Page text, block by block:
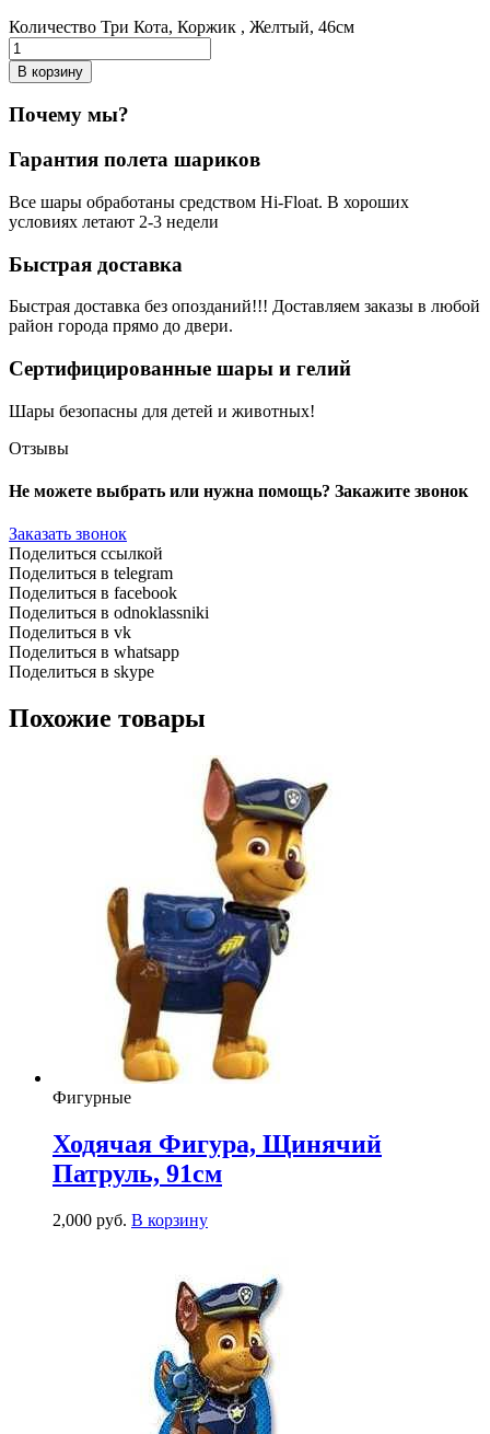
Количество Три Кота, Коржик , Желтый, 46см
В корзину
Почему мы?
Гарантия полета шариков
Все шары обработаны средством Hi-Float. В хороших
условиях летают 2-3 недели
Быстрая доставка
Быстрая доставка без опозданий!!! Доставляем заказы в любой
район города прямо до двери.
Сертифицированные шары и гелий
Шары безопасны для детей и животных!
Отзывы
Не можете выбрать или нужна помощь? Закажите звонок
Заказать звонок
Поделиться ссылкой
Поделиться в telegram
Поделиться в facebook
Поделиться в odnoklassniki
Поделиться в vk
Поделиться в whatsapp
Поделиться в skype
Похожие товары
Фигурные
Ходячая Фигура, Щинячий
Патруль, 91см
2,000 руб. В корзину